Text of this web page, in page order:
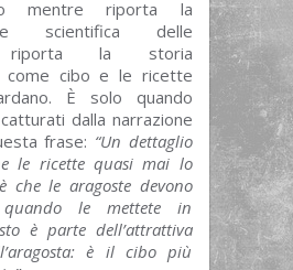
mentre riporta la
scientifica delle
riporta la storia
come cibo e le ricette
È solo quando
dalla narrazione
frase: “Un dettaglio
le ricette quasi mai lo
che le aragoste devono
quando le mettete in
è parte dell’attrattiva
è il cibo più